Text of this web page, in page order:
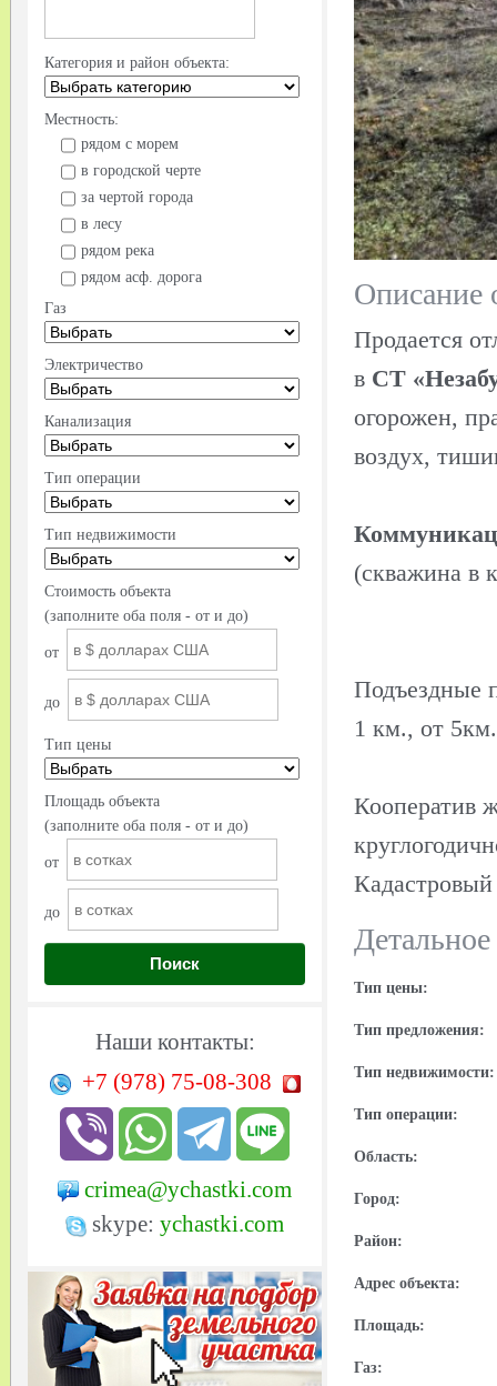
Категория и район объекта:
Местность:
рядом с морем
в городской черте
за чертой города
в лесу
рядом река
рядом асф. дорога
Газ
Электричество
Канализация
Тип операции
Тип недвижимости
Стоимость объекта
(заполните оба поля - от и до)
от
до
Тип цены
Площадь объекта
(заполните оба поля - от и до)
от
до
Поиск
Наши контакты:
+7 (978) 75-08-308
crimea@ychastki.com
skype: ychastki.com
Описание
Продается
в СТ
огорожен,
воздух,
(скважина в
Подъездные
1 км., от
Кооператив
Тип цены:
Тип предложения:
Тип недвижимости:
Тип операции:
Область:
Город:
Район:
Адрес объекта:
Площадь:
Газ: